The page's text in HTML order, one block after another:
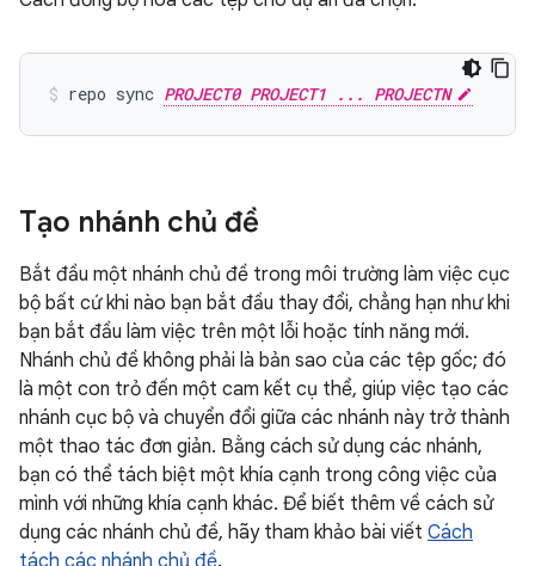
repo sync PROJECT0 PROJECT1 ... PROJECTN
Tạo nhánh chủ đề
Bắt đầu một nhánh chủ đề trong môi trường làm việc cục
bộ bất cứ khi nào bạn bắt đầu thay đổi, chẳng hạn như khi
bạn bắt đầu làm việc trên một lỗi hoặc tính năng mới.
Nhánh chủ đề không phải là bản sao của các tệp gốc; đó
là một con trỏ đến một cam kết cụ thể, giúp việc tạo các
nhánh cục bộ và chuyển đổi giữa các nhánh này trở thành
một thao tác đơn giản. Bằng cách sử dụng các nhánh,
bạn có thể tách biệt một khía cạnh trong công việc của
mình với những khía cạnh khác. Để biết thêm về cách sử
dụng các nhánh chủ đề, hãy tham khảo bài viết Cách
tách các nhánh chủ đề.